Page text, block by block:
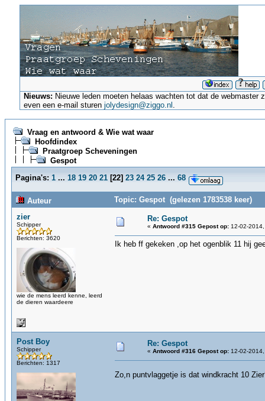
Nieuws: Nieuwe leden moeten helaas wachten tot dat de
even een e-mail sturenjolydesign@ziggo.nl .
Vraag en antwoord & Wie wat waar
Hoofdindex
Praatgroep Scheveningen
Gespot
Pagina's: 1 ... 18 19 20 21 [22] 23 24 25 26 ... 68
Auteur
Topic: Gespot (gelezen 1783538 keer)
zier
Schipper
Berichten: 3620
wie de mens leerd kenne, leerd
de dieren waardeere
Re: Gespot
« Antwoord #315 Gepost op: 12-02-
Ik heb ff gekeken ,op het ogenblik 11 hij
Post Boy
Schipper
Berichten: 1317
Re: Gespot
« Antwoord #316 Gepost op: 12-02-
Zo,n puntvlaggetje is dat windkracht 10